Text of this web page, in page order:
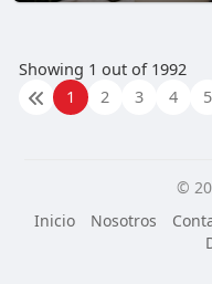
Showing 1 out of 1992
1
2 3 4 5
©
Inicio
Nosotros